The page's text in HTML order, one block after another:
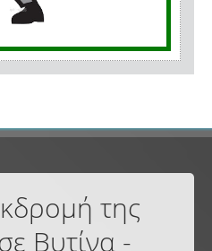
της
Βυτίνα -